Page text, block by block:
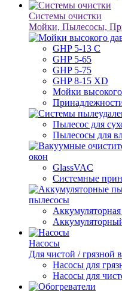
Системы очистки
Мойки, Пылесосы,
GHP 5-13 C
GHP 5-65
GHP 5-75
GHP 8-15 XD
Мойки
Пылесос для
Пылесосы для
окон
GlassVAC
Системные
пылесосы
Аккумуляторная
Насосы
Для чистой / грязной
Насосы для
Насосы для